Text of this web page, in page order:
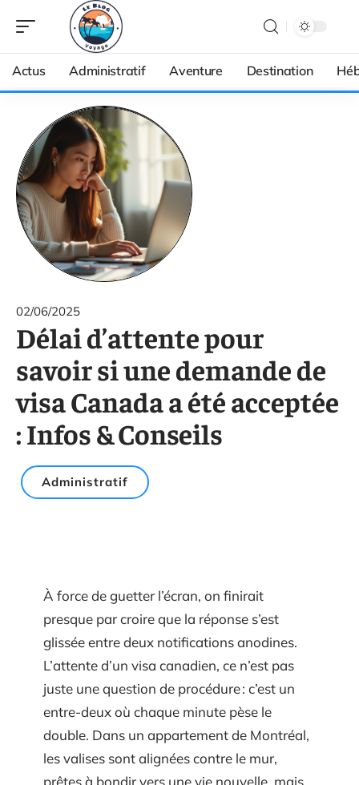
Actus Administratif Aventure Destination
02/06/2025
Délai d’attente pour
savoir si une demande de
visa Canada a été acceptée
: Infos & Conseils
Administratif
À force de guetter l’écran, on finirait
presque par croire que la réponse s’est
glissée entre deux notifications anodines.
L’attente d’un visa canadien, ce n’est pas
juste une question de procédure : c’est un
entre-deux où chaque minute pèse le
double. Dans un appartement de Montréal,
les valises sont alignées contre le mur,
prêtes à bondir vers une vie nouvelle, mais